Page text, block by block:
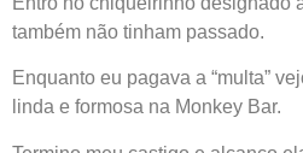
também não tinham passado.
Enquanto eu pagava a “multa”
linda e formosa na Monkey Bar.